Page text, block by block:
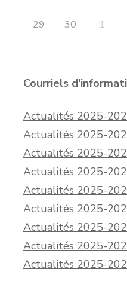
29 30 1
Courriels
Actualités 2025-
Actualités 2025-
Actualités 2025-
Actualités 2025-
Actualités 2025-
Actualités 2025-
Actualités 2025-
Actualités 2025-
Actualités 2025-